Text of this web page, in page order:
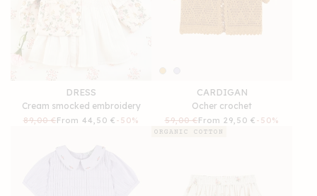
DRESS
Cream smocked embroidery
Regular
89,00 €
Sale
From 44,50 € -50%
CARDIGAN
Ocher crochet
Regular
price
59,00 €
Sale
price
From 29,50 € -50%
ORGANIC COTTON